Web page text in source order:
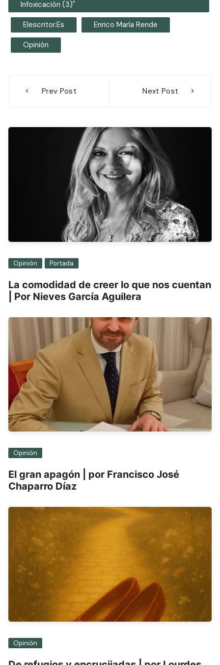
Infoxicación (3)"
Elescritor.es Enrico María Rende
Opinión
Prev Post Next Post
Opinión Portada
La comodidad de creer lo que nos cuentan
| Por Nieves García Aguilera
Opinión
El gran apagón | por Francisco José
Chaparro Díaz
Opinión